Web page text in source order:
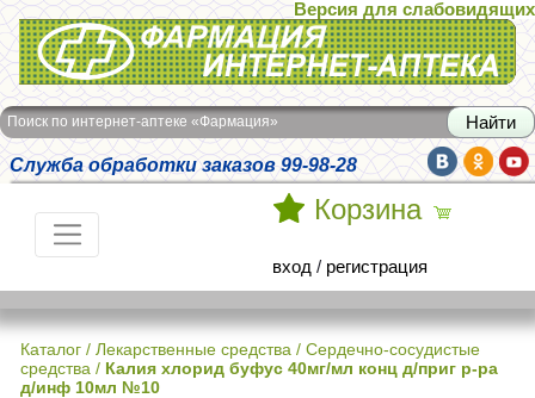
Интернет-аптека Фармация
Версия для слабовидящих
Поиск по интернет-аптеке «Фармация»
Служба обработки заказов 99-98-28
Корзина
вход / регистрация
Каталог / Лекарственные средства / Сердечно-сосудистые
средства / Калия хлорид буфус 40мг/мл конц д/приг р-ра
д/инф 10мл №10